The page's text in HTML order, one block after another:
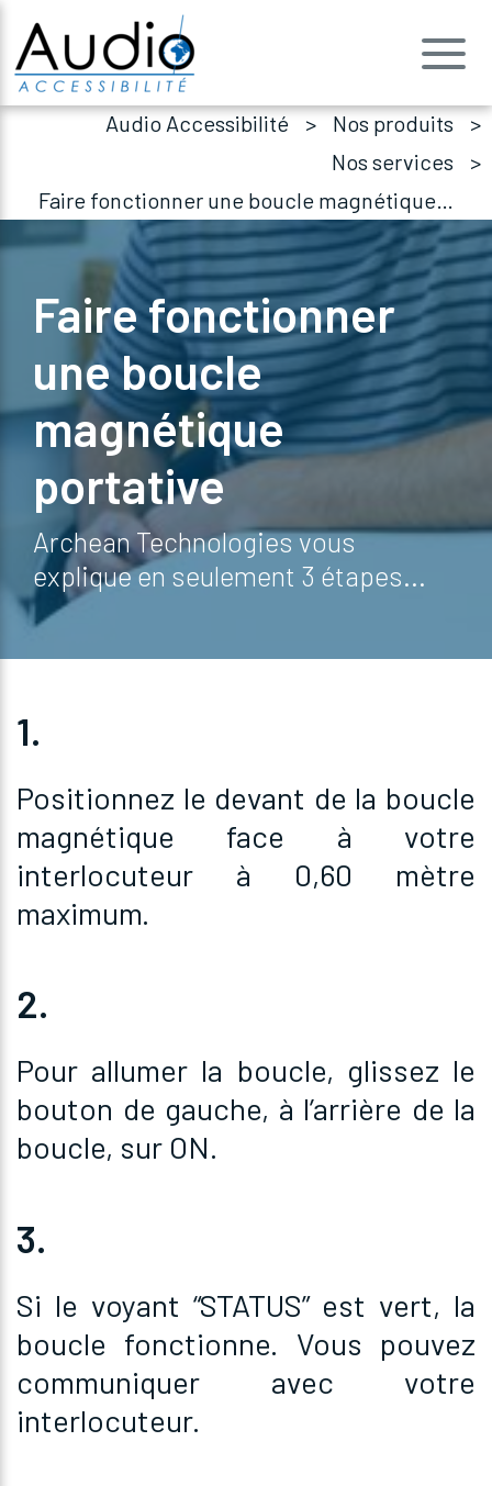
Audio Accessibilité
Nos produits
Nos services
Faire fonctionner une boucle magnétique portative
Faire fonctionner
une boucle
magnétique
portative
Archean Technologies vous
explique en seulement 3 étapes...
1.
Positionnez le devant de la boucle
magnétique face à votre
interlocuteur à 0,60 mètre
maximum.
2.
Pour allumer la boucle, glissez le
bouton de gauche, à l’arrière de la
boucle, sur ON.
3.
Si le voyant “STATUS” est vert, la
boucle fonctionne. Vous pouvez
communiquer avec votre
interlocuteur.